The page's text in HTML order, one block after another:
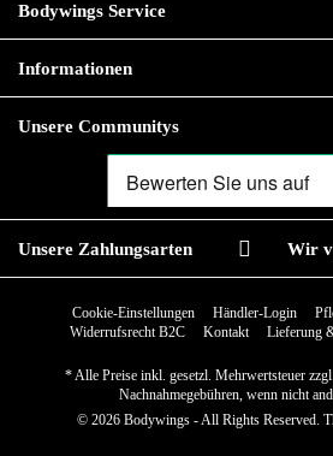
Bodywings Service
Informationen
Unsere Communitys
Unsere Zahlungsarten Wir
Cookie-Einstellungen Händler-Login
Widerrufsrecht B2C
Kontakt Lieferung
* Alle Preise inkl. gesetzl. Mehrwertsteuer zzgl.
Nachnahmegebühren, wenn nicht
© 2026 Bodywings - All Rights Reserved.